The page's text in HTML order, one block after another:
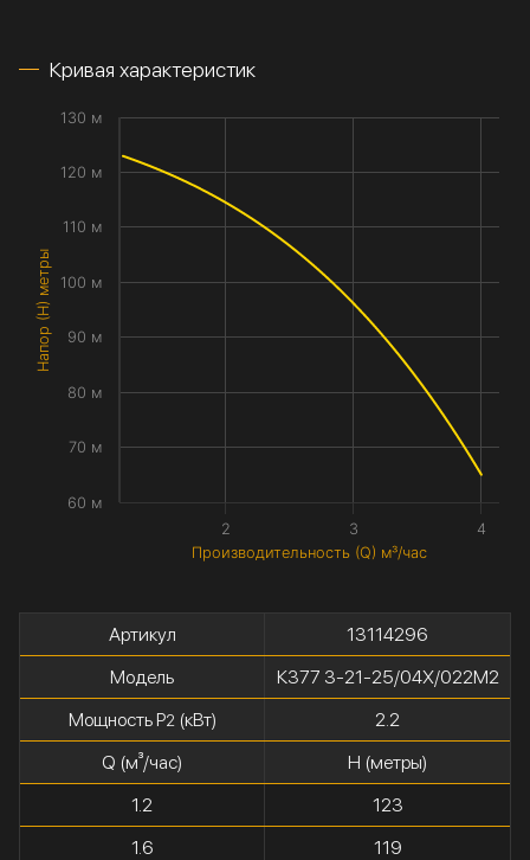
Кривая характеристик
Производительность (Q) м³/час
Напор (H) метры
2 3 4
60 м
70 м
80 м
90 м
100 м
110 м
120 м
130 м
Артикул
13114296
Модель
К377 3-21-25/04Х/022М2
Мощность P2(кВт)
2.2
Q (м³/час)
H (метры)
1.2
123
1.6
119